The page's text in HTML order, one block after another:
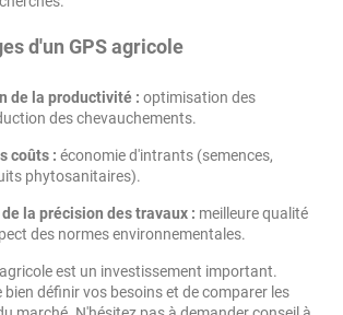
d'un GPS agricole
de la productivité : optimisation des
des chevauchements.
coûts : économie d'intrants (semences,
phytosanitaires).
la précision des travaux : meilleure qualité
des normes environnementales.
est un investissement important.
bien définir vos besoins et de comparer les